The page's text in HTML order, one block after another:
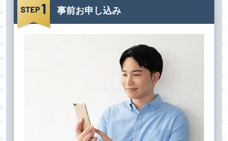
事前お申し込み